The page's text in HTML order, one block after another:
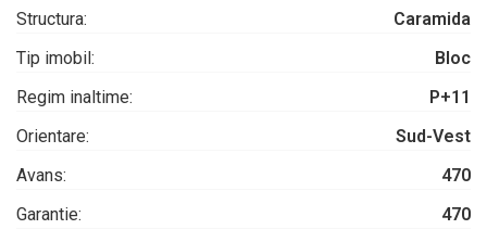
Structura:
Caramida
Tip imobil:
Bloc
Regim inaltime:
P+11
Orientare:
Sud-Vest
Avans:
470
Garantie:
470